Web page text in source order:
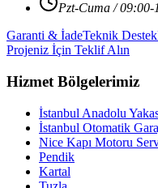
Pzt-Cuma / 09:00-
Garanti & İadeTeknik Destek
Projeniz İçin Teklif Alın
Hizmet Bölgelerimiz
İstanbul Anadolu
İstanbul Otomatik
Nice Kapı Motoru
Pendik
Kartal